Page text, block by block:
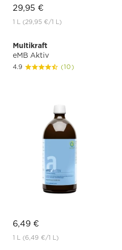
29,95 €
1 L (29,95 €/1 L)
Multikraft
eMB Aktiv
4.9 (10)
6,49 €
1 L (6,49 €/1 L)